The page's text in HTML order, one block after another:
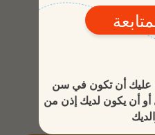
من غرب إفريقيا
وكذلك من
عليك أن تكون في سن
أن يكون لديك إذن من